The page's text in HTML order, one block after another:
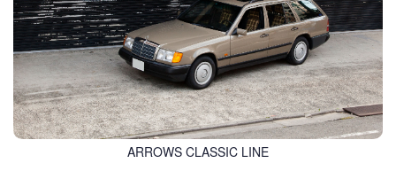
ARROWS CLASSIC LINE